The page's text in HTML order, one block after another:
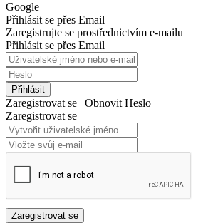
Google
Přihlásit se přes Email
Zaregistrujte se prostřednictvím e-mailu
Přihlásit se přes Email
Přihlásit
Zaregistrovat se | Obnovit Heslo
Zaregistrovat se
Zaregistrovat se